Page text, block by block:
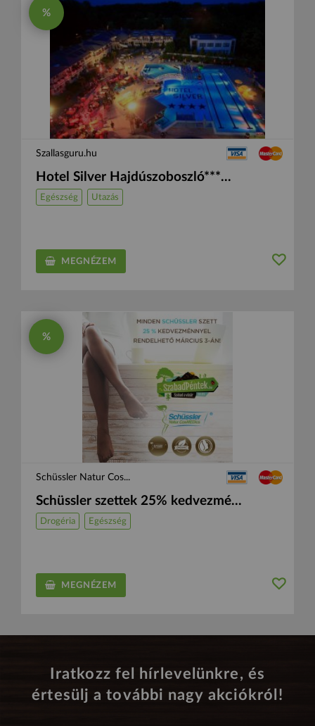
%
Szallasguru.hu
Hotel Silver Hajdúszoboszló***...
Egészség Utazás
MEGNÉZEM
%
Schüssler Natur Cos...
Schüssler szettek 25% kedvezmé...
Drogéria Egészség
MEGNÉZEM
Iratkozz fel hírlevelünkre, és
értesülj a további nagy akciókról!